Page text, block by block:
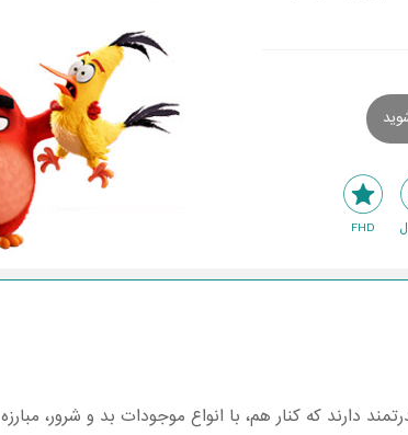
FHD
دارند که کنار هم، با انواع موجودات بد و شرور، مبارزه